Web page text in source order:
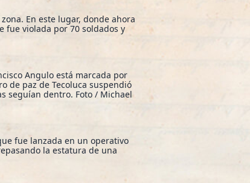
En este lugar, donde ahora
fue violada por 70 soldados y
Angulo está marcada por
de paz de Tecoluca suspendió
seguían dentro. Foto / Michael
fue lanzada en un operativo
la estatura de una